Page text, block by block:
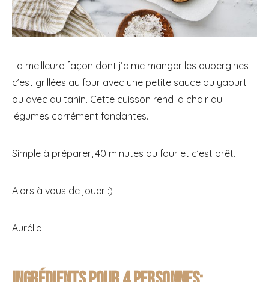
La meilleure façon dont j’aime manger les aubergines
c’est grillées au four avec une petite sauce au yaourt
ou avec du tahin. Cette cuisson rend la chair du
légumes carrément fondantes.
Simple à préparer, 40 minutes au four et c’est prêt.
Alors à vous de jouer :)
Aurélie